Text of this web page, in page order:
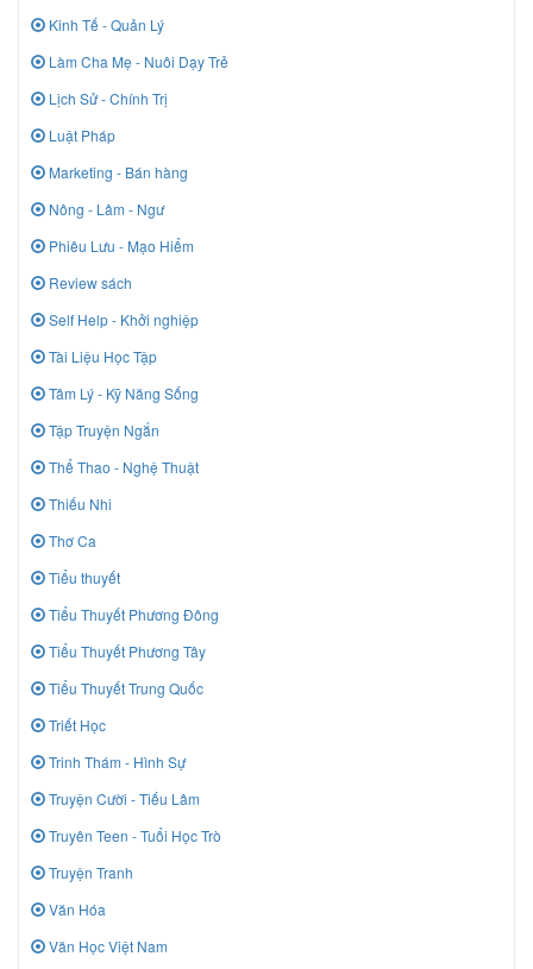
Kinh Tế - Quản Lý
Làm Cha Mẹ - Nuôi Dạy Trẻ
Lịch Sử - Chính Trị
Luật Pháp
Marketing - Bán hàng
Nông - Lâm - Ngư
Phiêu Lưu - Mạo Hiểm
Review sách
Self Help - Khởi nghiệp
Tài Liệu Học Tập
Tâm Lý - Kỹ Năng Sống
Tập Truyện Ngắn
Thể Thao - Nghệ Thuật
Thiếu Nhi
Thơ Ca
Tiểu thuyết
Tiểu Thuyết Phương Đông
Tiểu Thuyết Phương Tây
Tiểu Thuyết Trung Quốc
Triết Học
Trinh Thám - Hình Sự
Truyện Cười - Tiếu Lâm
Truyên Teen - Tuổi Học Trò
Truyện Tranh
Văn Hóa
Văn Học Việt Nam